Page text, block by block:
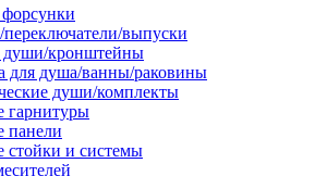
выпуски
души/кронштейны
для душа/ванны/раковины
души/комплекты
гарнитуры
панели
стойки и системы